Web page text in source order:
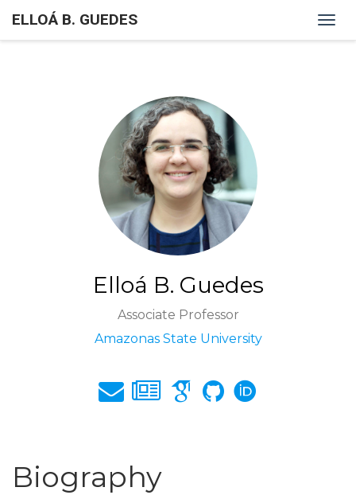
ELLOÁ B. GUEDES
Elloá B. Guedes
Associate Professor
Amazonas State University
Biography